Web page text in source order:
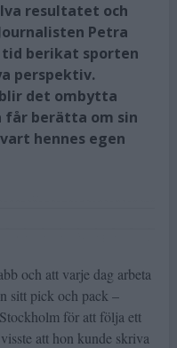
resultatet och
Petra
tid berikat sporten
perspektiv.
det ombytta
får berätta om sin
hennes egen
och att varje dag arbeta
sitt pick och pack –
för att följa ett
att hon kunde skriva